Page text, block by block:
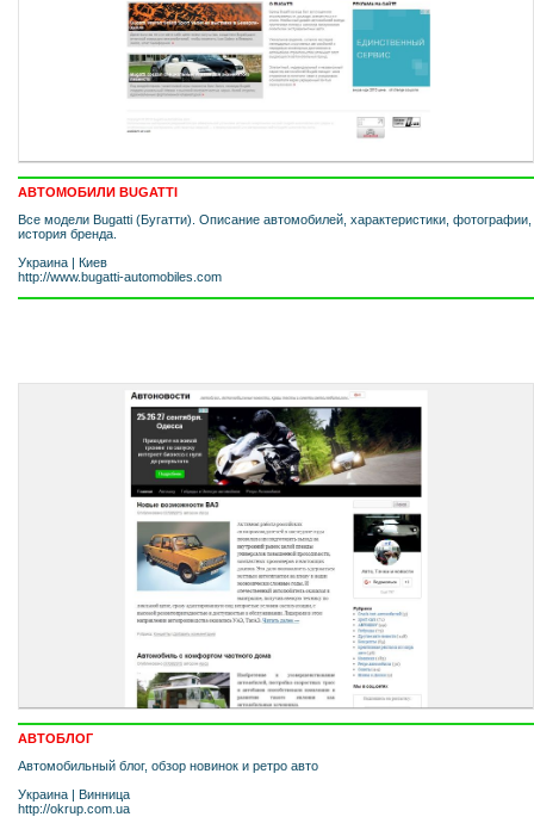
АВТОМОБИЛИ BUGATTI
Все модели Bugatti (Бугатти). Описание автомобилей, характеристики, фотографии,
история бренда.
Украина | Киев
http://www.bugatti-automobiles.com
АВТОБЛОГ
Автомобильный блог, обзор новинок и ретро авто
Украина | Винница
http://okrup.com.ua